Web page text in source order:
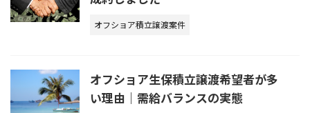
オフショア積立譲渡案件
オフショア生保積立譲渡希望者が多
い理由｜需給バランスの実態